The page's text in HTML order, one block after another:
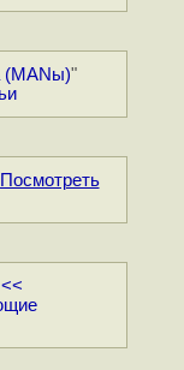
(MANы)"
Посмотреть
<<